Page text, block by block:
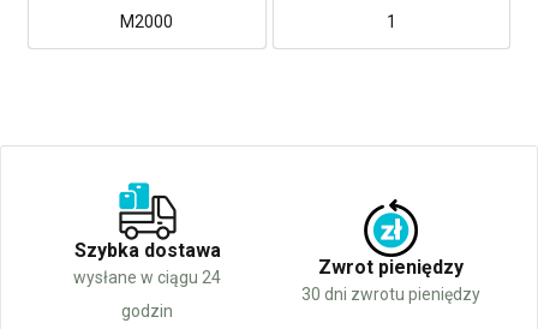
M2000
1
Szybka dostawa
wysłane w ciągu 24
godzin
Zwrot pieniędzy
30 dni zwrotu pieniędzy